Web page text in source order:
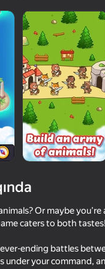
Fire Ball
70
Or maybe
caters to both tastes!
ending battles
under your command,